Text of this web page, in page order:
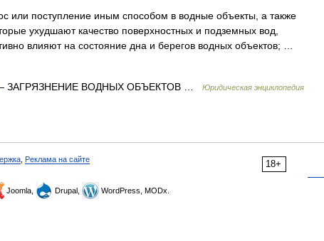
или поступление иным способом в водные объекты, а также
ухудшают качество поверхностных и подземных вод,
влияют на состояние дна и берегов водных объектов; …
ЗАГРЯЗНЕНИЕ ВОДНЫХ ОБЪЕКТОВ … Юридическая энциклопедия
18+
Реклама на сайте
Joomla, Drupal, WordPress, MODx.